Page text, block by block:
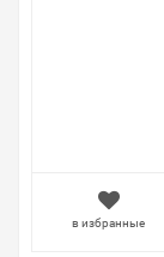
в избранные